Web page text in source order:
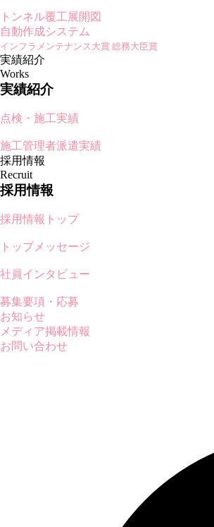
トンネル覆工展開図
自動作成システム
インフラメンテナンス大賞 総務大臣賞
実績紹介
Works
実績紹介
点検・施工実績
施工管理者派遣実績
採用情報
Recruit
採用情報
採用情報トップ
トップメッセージ
社員インタビュー
募集要項・応募
お知らせ
メディア掲載情報
お問い合わせ